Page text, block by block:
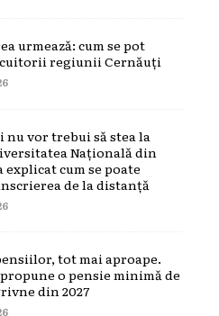
urmează: cum se pot
regiunii Cernăuți
nu vor trebui să stea la
Națională din
explicat cum se poate
de la distanță
tot mai aproape.
o pensie minimă de
din 2027